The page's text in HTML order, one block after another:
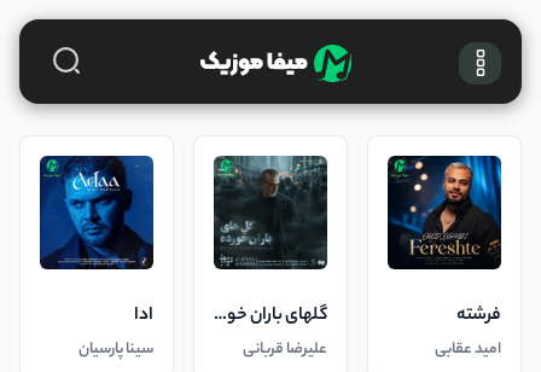
فرشته
امید عقابی
گلهای باران خورده
علیرضا قربانی
ادا
سینا پارسیان